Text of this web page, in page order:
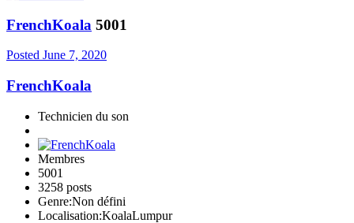
FrenchKoala 5001
Posted June 7, 2020
FrenchKoala
Technicien du son
Membres
5001
3258 posts
Genre:Non défini
Localisation:KoalaLumpur